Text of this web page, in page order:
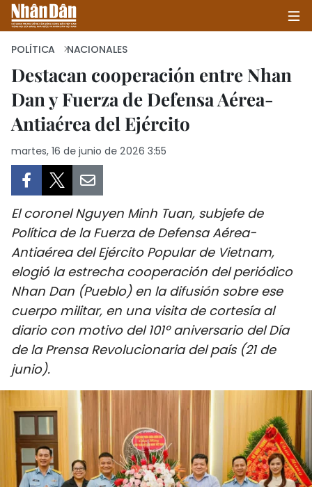
INICIO
POLÍTICA
SALUD - MEDIO AMBIENTE
CULTURA - ENTRETENIMIENTO
INTERNACIONAL
DEPORTES
PUENTE DE AMISTAD
HISTORIAS MULTIMEDIA
FOTOGRAFÍA
POLÍTICA NACIONALES
Destacan cooperación entre Nhan
Dan y Fuerza de Defensa Aérea-
Antiaérea del Ejército
martes, 16 de junio de 2026 3:55
El coronel Nguyen Minh Tuan, subjefe de
Política de la Fuerza de Defensa Aérea-
Antiaérea del Ejército Popular de Vietnam,
elogió la estrecha cooperación del periódico
Nhan Dan (Pueblo) en la difusión sobre ese
cuerpo militar, en una visita de cortesía al
diario con motivo del 101º aniversario del Día
de la Prensa Revolucionaria del país (21 de
junio).